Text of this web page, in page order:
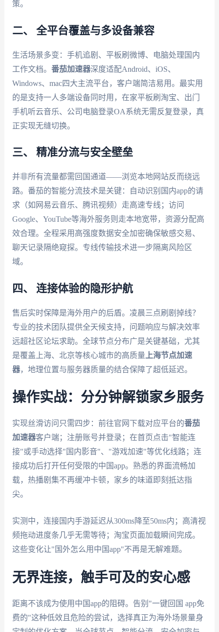
策。
二、 全平台覆盖与多设备兼容
生活场景多变：手机追剧、平板刷微博、电脑处理国内
工作文档。 番茄加速器深度适配Android、iOS、
Windows、mac四大主流平台，客户端简洁易用。最实用
的是支持一人多端设备同时用，在家平板刷淘宝、出门
手机听云音乐、公司电脑登录OA系统无需反复登录，真
正实现无缝切换。
三、 精准分流与安全壁垒
并非所有流量都需回国通道——浏览本地网站反而绕远
路。番茄的智能分流技术是关键：自动识别国内app的请
求（如网易云音乐、腾讯视频）走高速专线；访问
Google、YouTube等海外服务则走本地宽带，资源分配高
效合理。全程采用高强度数据安全加密确保敏感交易、
聊天记录隔绝窥探。专线传输技术进一步隔离风险区
域。
四、 连接体验的隐形护航
售后实时保障是海外用户的后盾。凌晨三点刷剧掉线？
专业的技术团队提供全天候支持，问题响应与解决效率
远超社区论坛求助。全球节点分布广是关键基础，尤其
是覆盖上海、北京等核心城市的高质量 上海节点加速
器，地理位置与服务器质量的结合保障了超低延迟。
操作实战：分分钟解锁家乡服务
实现丝滑访问只需四步：前往官网下载对应平台的番茄
加速器客户端；注册账号并登录；在首页点击"智能连
接"或手动选择"国内影音"、"游戏加速"等优化线路；连
接成功后打开任何受限的中国app。熟悉的界面流畅加
载，热播剧集不再缓冲卡顿，家乡的味道即刻抵达指
尖。
实测中，连接国内手游延迟从300ms降至50ms内；高清视
频拖动进度条几乎无需等待；淘宝页面加载瞬间完成。
这些变化让"国外怎么用中国app"不再是无解难题。
无界连接，触手可及的安心感
距离不该成为使用中国app的阻碍。告别"一键回国 app免
费的"这种低效且危险的尝试，选择真正为海外场景量身